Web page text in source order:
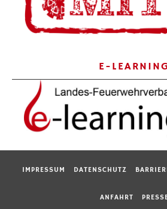
E-LEARNING
IMPRESSUM DATENSCHUTZ
ANFAHRT